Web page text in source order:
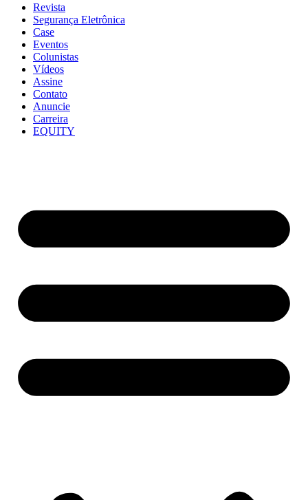
Revista
Segurança Eletrônica
Case
Eventos
Colunistas
Vídeos
Assine
Contato
Anuncie
Carreira
EQUITY